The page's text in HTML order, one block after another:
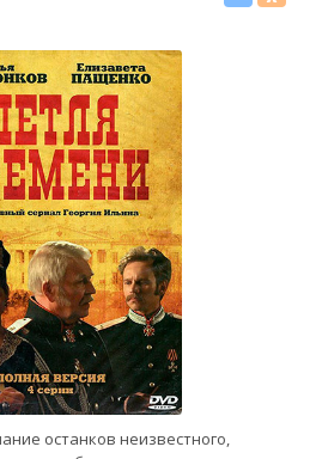
останков неизвестного,